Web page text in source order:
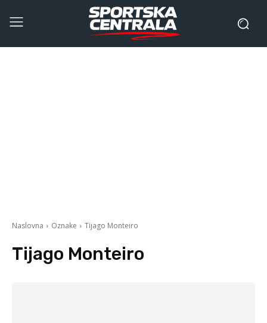
Naslovna Oznake Tijago Monteiro
Tijago Monteiro